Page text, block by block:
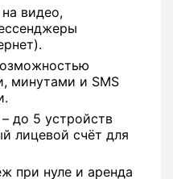
видео,
минутами и SMS
до 5 устройств
лицевой счёт для
при нуле и аренда